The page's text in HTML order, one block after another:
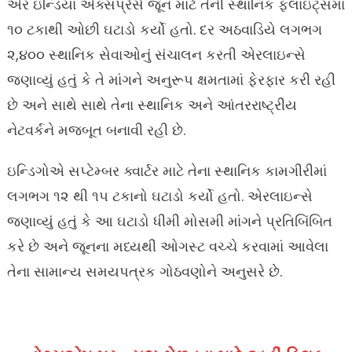
એર ઇન્ડિયા એક્સપ્રેસે જૂન માટે તેની સ્થાનિક ફ્લાઇટ્સમાં
૧૦ ટકાથી ઓછી ઘટાડો કર્યો હતો. દર અઠવાડિયે લગભગ
૨,૪૦૦ સ્થાનિક સેવાઓનું સંચાલન કરતી એરલાઇન્સે
જણાવ્યું હતું કે તે માંગને અનુરૂપ ક્ષમતામાં ફેરફાર કરી રહી
છે અને સાથે સાથે તેના સ્થાનિક અને આંતરરાષ્ટ્રીય
નેટવર્કને મજબૂત બનાવી રહી છે.
ઇન્ડિગોએ સપ્ટેમ્બર ક્વાર્ટર માટે તેના સ્થાનિક કામગીરીમાં
લગભગ ૧૨ થી ૧૫ ટકાનો ઘટાડો કર્યો હતો. એરલાઇન્સે
જણાવ્યું હતું કે આ ઘટાડો ધીમી મોસમી માંગને પ્રતિબિંબિત
કરે છે અને જૂનના મધ્યથી ઓગસ્ટ વચ્ચે કરવામાં આવેલા
તેના સામાન્ય સમયપત્રક ગોઠવણોને અનુસરે છે.